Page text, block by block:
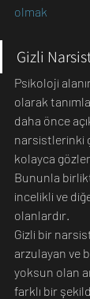
olmak
Gizli
Psikoloji
olarak
daha önce
narsistlerinki
kolayca
Bununla
incelikli ve
olanlardır.
Gizli bir
arzulayan ve
yoksun olan
farklı bir